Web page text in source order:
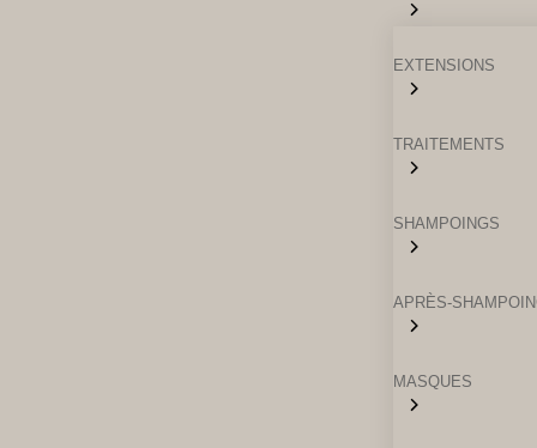
EXTENSIONS
TRAITEMENTS
SHAMPOINGS
APRÈS-
MASQUES